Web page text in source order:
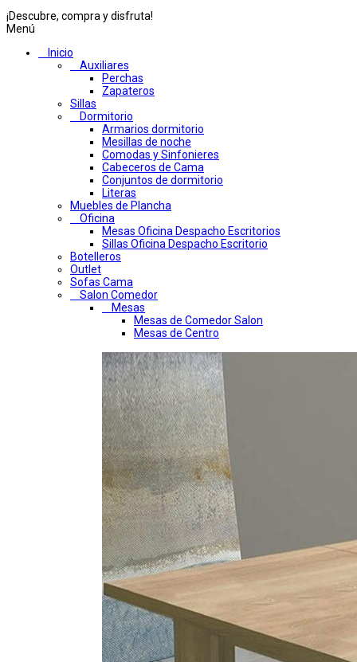
¡Descubre, compra y disfruta!
Menú
Inicio
Auxiliares
Perchas
Zapateros
Sillas
Dormitorio
Armarios dormitorio
Mesillas de noche
Comodas y Sinfonieres
Cabeceros de Cama
Conjuntos de dormitorio
Literas
Muebles de Plancha
Oficina
Mesas Oficina Despacho Escritorios
Sillas Oficina Despacho Escritorio
Botelleros
Outlet
Sofas Cama
Salon Comedor
Mesas
Mesas de Comedor Salon
Mesas de Centro